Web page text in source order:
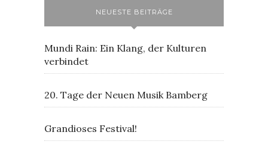
NEUESTE BEITRÄGE
Mundi Rain: Ein Klang, der Kulturen
verbindet
20. Tage der Neuen Musik Bamberg
Grandioses Festival!